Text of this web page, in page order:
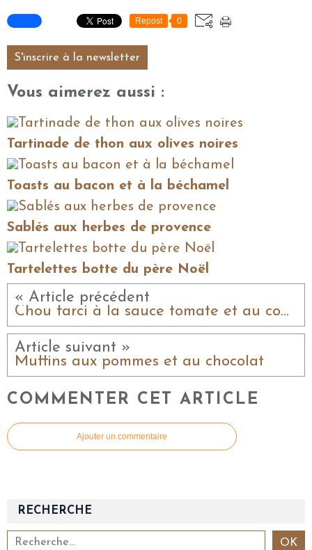
Repost 0
S'inscrire à la newsletter
Vous aimerez aussi :
Tartinade de thon aux olives noires
Toasts au bacon et à la béchamel
Sablés aux herbes de provence
Tartelettes botte du père Noël
« Article précédent
Chou farci à la sauce tomate et au comté
Article suivant »
Muffins aux pommes et au chocolat
COMMENTER CET ARTICLE
Ajouter un commentaire
RECHERCHE